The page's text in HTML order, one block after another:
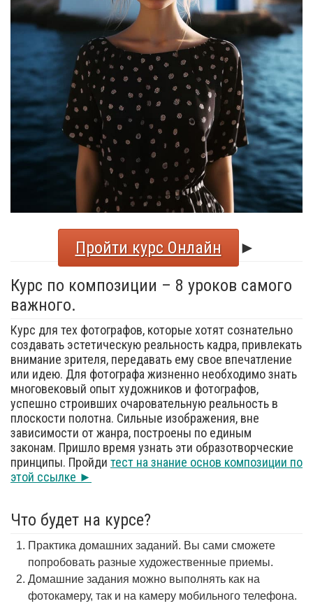
Пройти курс Онлайн
►
Курс по композиции – 8 уроков самого
важного.
Курс для тех фотографов, которые хотят сознательно
создавать эстетическую реальность кадра, привлекать
внимание зрителя, передавать ему свое впечатление
или идею. Для фотографа жизненно необходимо знать
многовековый опыт художников и фотографов,
успешно строивших очаровательную реальность в
плоскости полотна. Сильные изображения, вне
зависимости от жанра, построены по единым
законам. Пришло время узнать эти образотворческие
принципы. Пройди тест на знание основ композиции по
этой ссылке ►
Что будет на курсе?
Практика домашних заданий. Вы сами сможете
попробовать разные художественные приемы.
Домашние задания можно выполнять как на
фотокамеру, так и на камеру мобильного телефона.